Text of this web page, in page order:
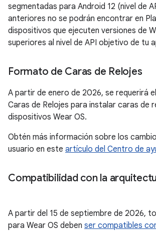
segmentadas para Android 12 (nivel de
anteriores no se podrán encontrar en
dispositivos que ejecuten versiones de
superiores al nivel de API objetivo de tu
Formato de Caras de Relojes
A partir de enero de 2026, se requerirá
Caras de Relojes para instalar caras de
dispositivos Wear OS.
Obtén más información sobre los
usuario en este artículo del Centro de
Compatibilidad con la
A partir del 15 de septiembre de 2026,
para Wear OS deben ser compatibles